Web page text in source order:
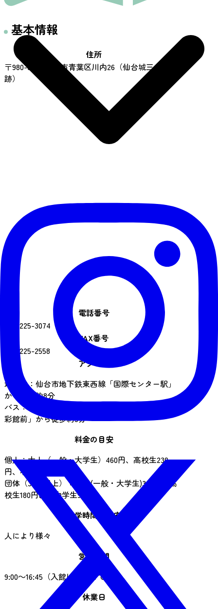
基本情報
住所
〒980-0862 仙台市青葉区川内26（仙台城三の丸
跡）
電話番号
022-225-3074
FAX番号
022-225-2558
アクセス
地下鉄：仙台市地下鉄東西線「国際センター駅」
から徒歩約8分
バス：るーぷる仙台「博物館・国際センター・緑
彩館前」から徒歩約3分
料金の目安
個人：大人（一般・大学生）460円、高校生230
円、小中学生110円
団体（30名以上）：大人(一般・大学生)360円、高
校生180円、小中学生90円
見学時間の目安
人により様々
営業時間
9:00～16:45（入館は16:15まで）
休業日